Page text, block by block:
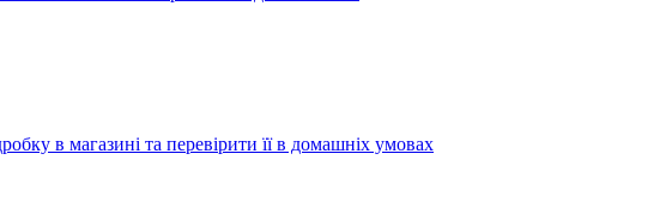
в магазині та перевірити її в домашніх умовах